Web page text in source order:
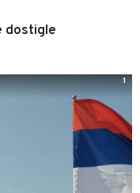
dostigle
1